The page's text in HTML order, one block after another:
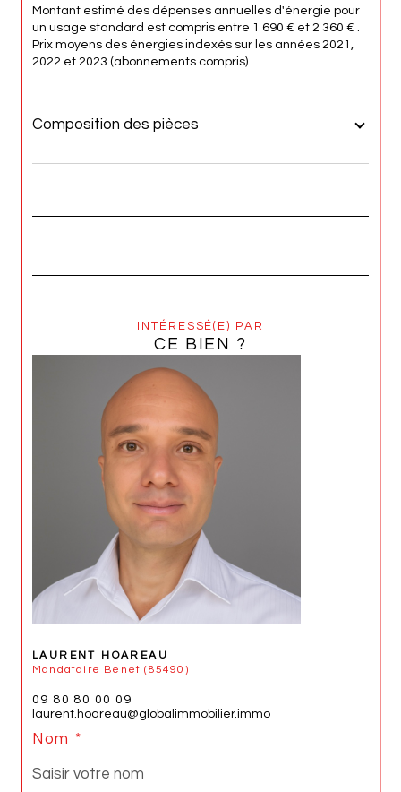
Montant estimé des dépenses annuelles d'énergie pour
un usage standard est compris entre 1 690 € et 2 360 € .
Prix moyens des énergies indexés sur les années 2021,
2022 et 2023 (abonnements compris).
Composition des pièces
INTÉRESSÉ(E) PAR
CE BIEN ?
LAURENT HOAREAU
Mandataire Benet (85490)
09 80 80 00 09
laurent.hoareau@globalimmobilier.immo
Nom *